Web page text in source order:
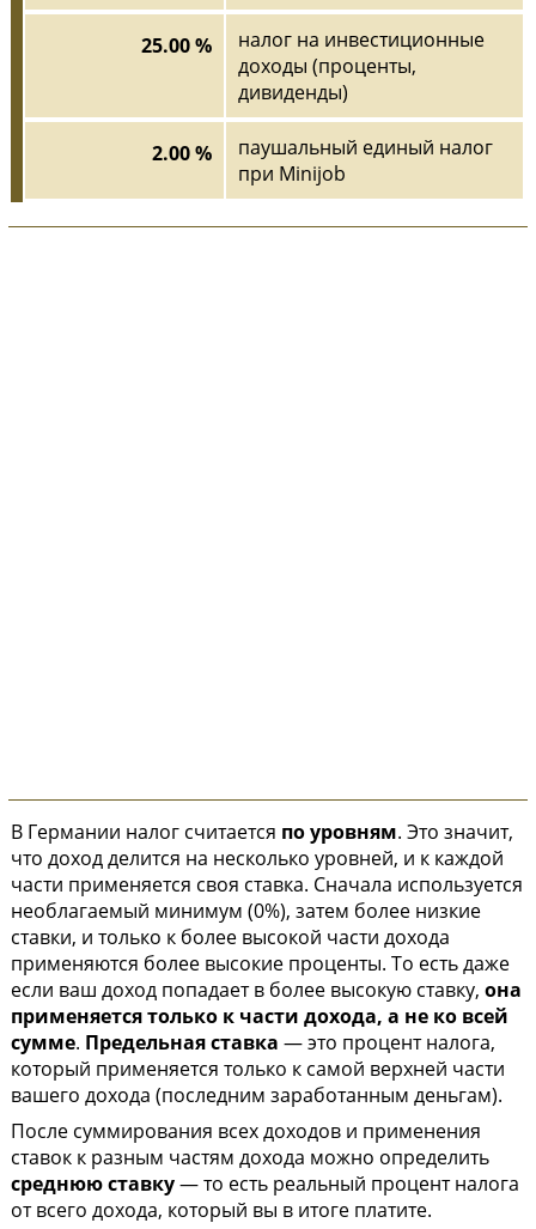
25.00 %
налог на инвестиционные
доходы (проценты,
дивиденды)
2.00 %
паушальный единый налог
при Minijob
В Германии налог считается по уровням. Это значит,
что доход делится на несколько уровней, и к каждой
части применяется своя ставка. Сначала используется
необлагаемый минимум (0%), затем более низкие
ставки, и только к более высокой части дохода
применяются более высокие проценты. То есть даже
если ваш доход попадает в более высокую ставку, она
применяется только к части дохода, а не ко всей
сумме. Предельная ставка — это процент налога,
который применяется только к самой верхней части
вашего дохода (последним заработанным деньгам).
После суммирования всех доходов и применения
ставок к разным частям дохода можно определить
среднюю ставку— то есть реальный процент налога
от всего дохода, который вы в итоге платите.